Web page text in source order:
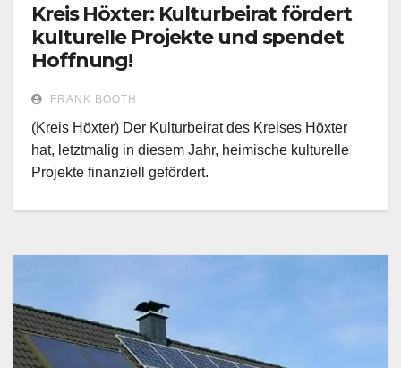
Kreis Höxter: Kulturbeirat fördert
kulturelle Projekte und spendet
Hoffnung!
FRANK BOOTH
(Kreis Höxter) Der Kulturbeirat des Kreises Höxter
hat, letztmalig in diesem Jahr, heimische kulturelle
Projekte finanziell gefördert.